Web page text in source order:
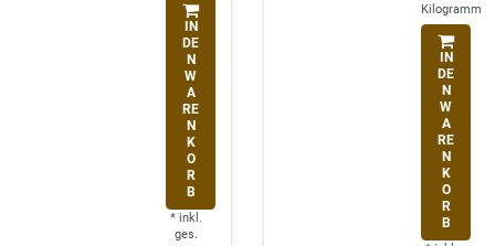
IN
DE
N
W
A
RE
N
K
O
R
B
* inkl.
ges.
Kilogramm
IN
DE
N
W
A
RE
N
K
O
R
B